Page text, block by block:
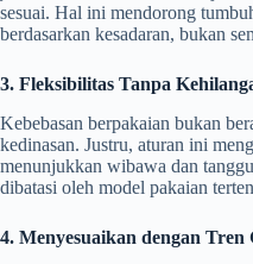
sesuai. Hal ini mendorong
berdasarkan kesadaran, bukan
3. Fleksibilitas Tanpa
Kebebasan berpakaian bukan
kedinasan. Justru, aturan ini
menunjukkan wibawa dan
dibatasi oleh model pakaian
4. Menyesuaikan dengan Tren